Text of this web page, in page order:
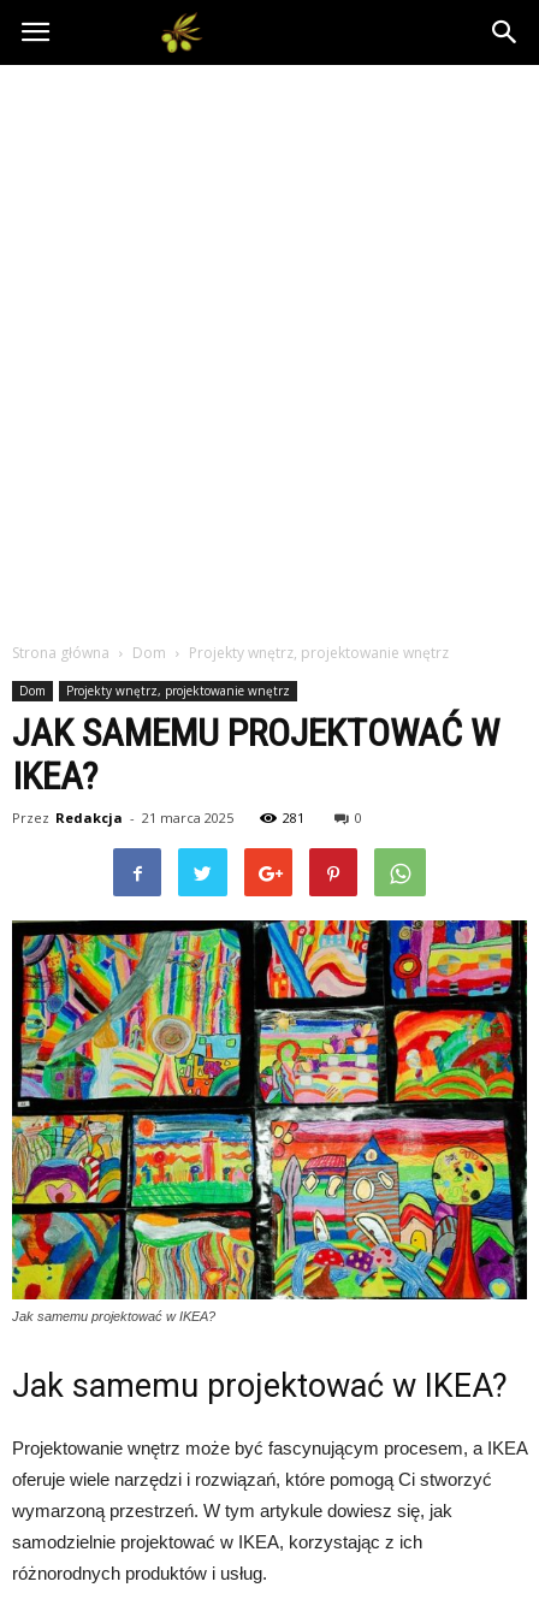
Oliwkowo.pl
Strona główna Dom Projekty wnętrz, projektowanie wnętrz
Dom Projekty wnętrz, projektowanie wnętrz
JAK SAMEMU PROJEKTOWAĆ W
IKEA?
Przez Redakcja - 21 marca 2025 281 0
Jak samemu projektować w IKEA?
Jak samemu projektować w IKEA?
Projektowanie wnętrz może być fascynującym procesem, a IKEA
oferuje wiele narzędzi i rozwiązań, które pomogą Ci stworzyć
wymarzoną przestrzeń. W tym artykule dowiesz się, jak
samodzielnie projektować w IKEA, korzystając z ich
różnorodnych produktów i usług.